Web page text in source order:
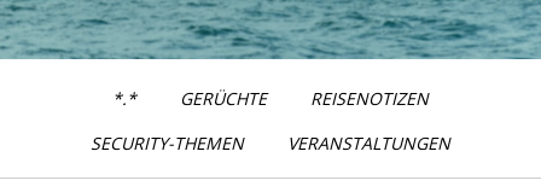
*.* GERÜCHTE
REISENOTIZEN
SECURITY-THEMEN
VERANSTALTUNGEN